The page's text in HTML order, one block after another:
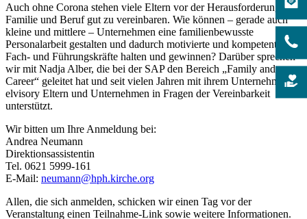
Auch ohne Corona stehen viele Eltern vor der Herausforderung,
Familie und Beruf gut zu vereinbaren. Wie können – gerade auch
kleine und mittlere – Unternehmen eine familienbewusste
Personalarbeit gestalten und dadurch motivierte und kompetente
Fach- und Führungskräfte halten und gewinnen? Darüber sprechen
wir mit Nadja Alber, die bei der SAP den Bereich „Family and
Career“ geleitet hat und seit vielen Jahren mit ihrem Unternehmen
elvisory Eltern und Unternehmen in Fragen der Vereinbarkeit
unterstützt.
Wir bitten um Ihre Anmeldung bei:
Andrea Neumann
Direktionsassistentin
Tel. 0621 5999-161
E-Mail: neumann@hph.kirche.org
Allen, die sich anmelden, schicken wir einen Tag vor der
Veranstaltung einen Teilnahme-Link sowie weitere Informationen.